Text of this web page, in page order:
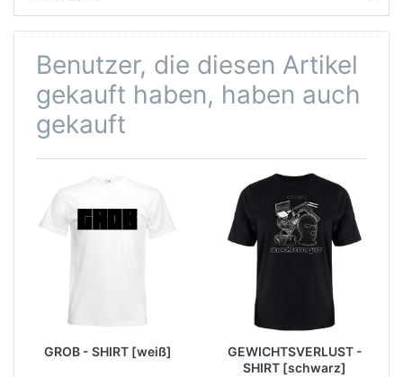
Benutzer, die diesen Artikel
gekauft haben, haben auch
gekauft
GROB - SHIRT [weiß]
GEWICHTSVERLUST -
SHIRT [schwarz]